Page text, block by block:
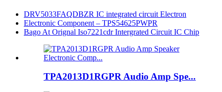
DRV5033FAQDBZR IC integrated circuit Electron
Electronic Component – ​​TPS54625PWPR
Bago At Orignal Iso7221cdr Intergrated Circuit IC Chip
TPA2013D1RGPR Audio Amp Spe...